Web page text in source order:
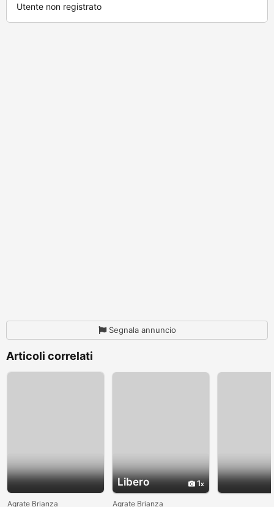
Utente non registrato
Segnala annuncio
Articoli correlati
Agrate Brianza
Libero 1
Agrate Brianza